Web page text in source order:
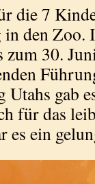
die 7
den Zoo.
30.
gab
für das
es ein